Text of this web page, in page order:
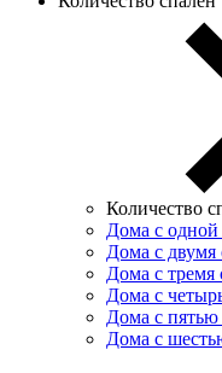
Количество
Дома с одной
Дома с двумя
Дома с тремя
Дома с
Дома с пятью
Дома с